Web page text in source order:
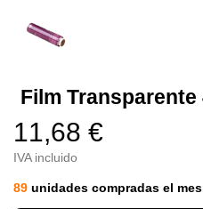
Film Transparente
11,68 €
IVA incluido
89 unidades compradas el